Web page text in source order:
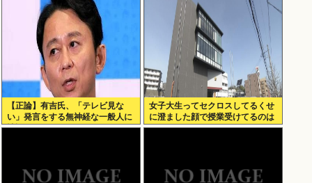
【正論】有吉氏、「テレビ見な
い」発言をする無神経な一般人に
憤慨
女子大生ってセクロスしてるくせ
に澄ました顔で授業受けてるのは
何故？？